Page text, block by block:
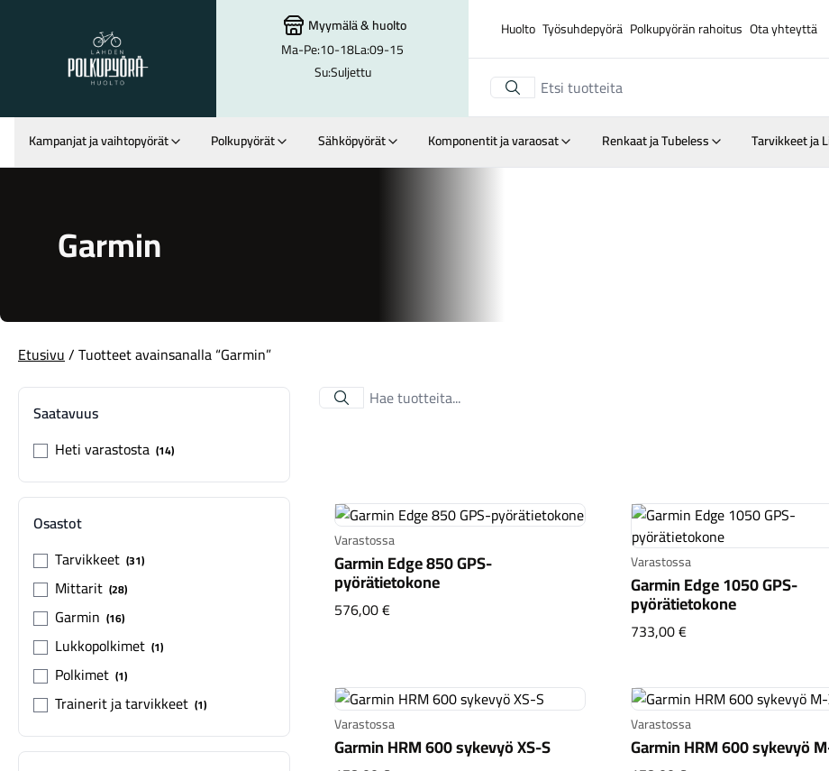
Lahden Polkupyörähuolto - etusivulle
Myymälä&huolto
Ma-Pe:10-18La:09-15
Su:Suljettu
Huolto Työsuhdepyörä Polkupyörän rahoitus Ota yhteyttä
Hakutulokset
Kampanjat ja vaihtopyörät Polkupyörät Sähköpyörät Komponentit ja varaosat Renkaat ja Tubeless Tarvikkeet ja
Garmin
Etusivu/ Tuotteet avainsanalla “Garmin”
Saatavuus
Heti varastosta 14
Osastot
Tarvikkeet 31
Mittarit 28
Garmin 16
Lukkopolkimet 1
Polkimet 1
Trainerit ja tarvikkeet 1
Varastossa
Garmin Edge 850 GPS-
pyörätietokone
576,00 €Garmin Edge 850 GPS-pyörätietokone
Varastossa
Garmin Edge 1050 GPS-
pyörätietokone
733,00 €Garmin Edge 1050
Varastossa
Garmin HRM 600 sykevyö XS-S
Varastossa
Garmin HRM 600 sykevyö